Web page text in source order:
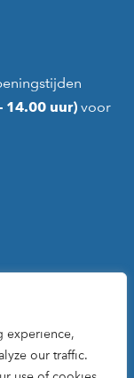
experience,
our traffic.
14.00 uur) voor